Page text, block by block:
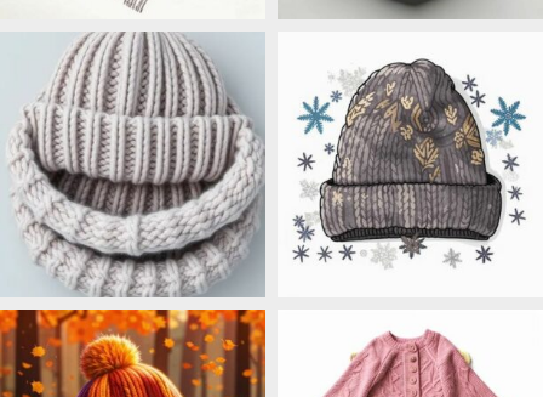
ШАРФЫ
4 продукта
4 продукта
СО СНУДОМ
27 продуктов
ЗИМА
126 продуктов